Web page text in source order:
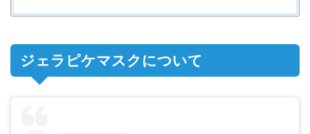
ジェラピケマスクについて